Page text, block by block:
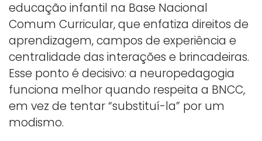
educação infantil na Base Nacional
Comum Curricular, que enfatiza direitos de
aprendizagem, campos de experiência e
centralidade das interações e brincadeiras.
Esse ponto é decisivo: a neuropedagogia
funciona melhor quando respeita a BNCC,
em vez de tentar “substituí-la” por um
modismo.